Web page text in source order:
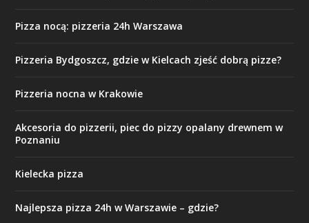
Pizza nocą: pizzeria 24h Warszawa
Pizzeria Bydgoszcz, gdzie w Kielcach zjeść dobrą pizze?
Pizzeria nocna w Krakowie
Akcesoria do pizzerii, piec do pizzy opalany drewnem w
Poznaniu
Kielecka pizza
Najlepsza pizza 24h w Warszawie – gdzie?